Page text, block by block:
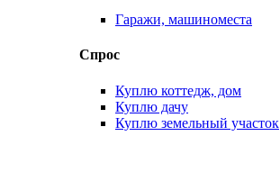
Гаражи, машиноместа
Спрос
Куплю коттедж, дом
Куплю дачу
Куплю земельный участок